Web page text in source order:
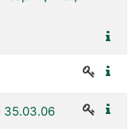
35.03.06